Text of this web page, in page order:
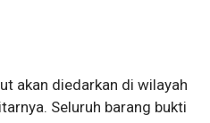
akan diedarkan di wilayah
Seluruh barang bukti